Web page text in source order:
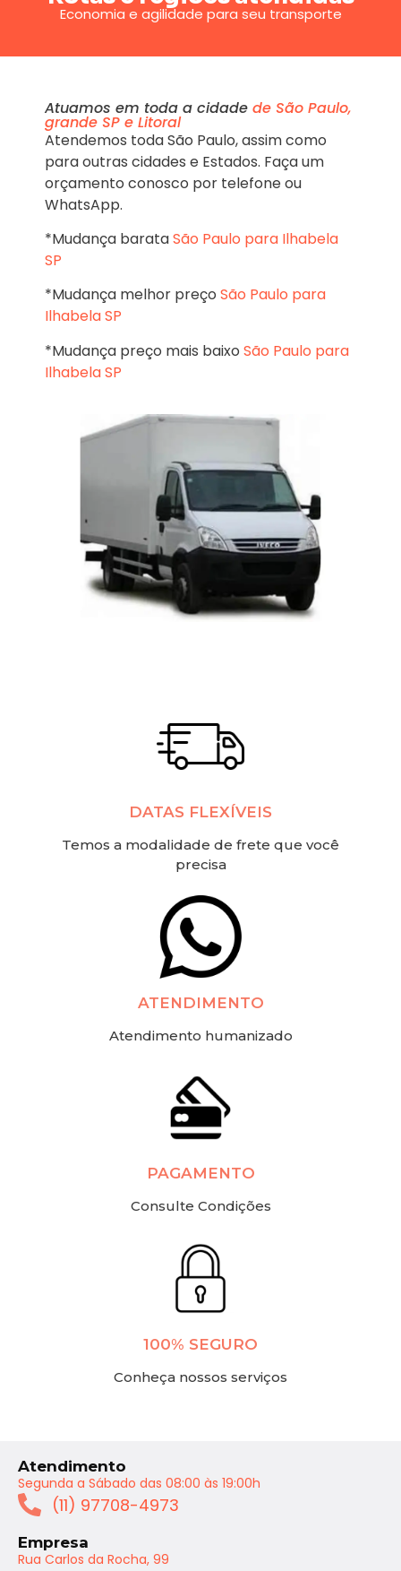
Economia e agilidade para seu transporte
Atuamos em toda a cidade de São Paulo,
grande SP e Litoral
Atendemos toda São Paulo, assim como
para outras cidades e Estados. Faça um
orçamento conosco por telefone ou
WhatsApp.
*Mudança barataSão Paulo para Ilhabela
SP
*Mudança melhor preço São Paulo para
Ilhabela SP
*Mudança preço mais baixo São Paulo para
Ilhabela SP
DATAS FLEXÍVEIS
Temos a modalidade de frete que você
precisa
ATENDIMENTO
Atendimento humanizado
PAGAMENTO
Consulte Condições
100% SEGURO
Conheça nossos serviços
Atendimento
Segunda a Sábado das 08:00 às 19:00h
(11) 97708-4973
Empresa
Rua Carlos da Rocha, 99